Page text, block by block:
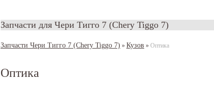
Запчасти для Чери Тигго 7 (Chery Tiggo 7)
Запчасти Чери Тигго 7 (Chery Tiggo 7) » Кузов » Оптика
Оптика